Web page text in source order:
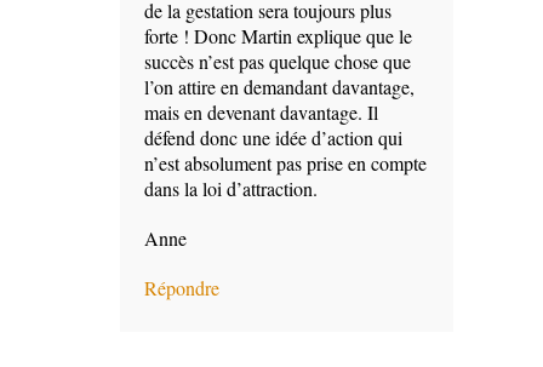
de la gestation sera toujours plus
forte ! Donc Martin explique que le
succès n’est pas quelque chose que
l’on attire en demandant davantage,
mais en devenant davantage. Il
défend donc une idée d’action qui
n’est absolument pas prise en compte
dans la loi d’attraction.
Anne
Répondre